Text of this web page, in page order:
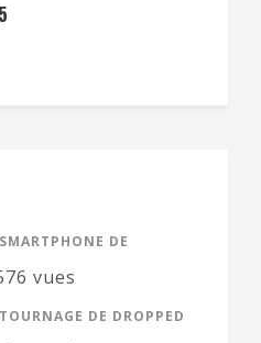
DE
vues
DE DROPPED